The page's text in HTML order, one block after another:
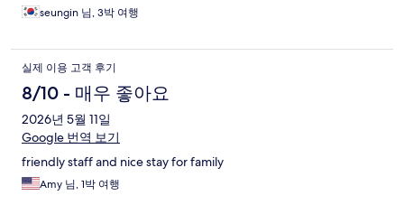
seungin 님, 3박 여행
실제 이용 고객 후기
8/10 - 매우 좋아요
2026년 5월 11일
Google 번역 보기
friendly staff and nice stay for family
Amy 님, 1박 여행